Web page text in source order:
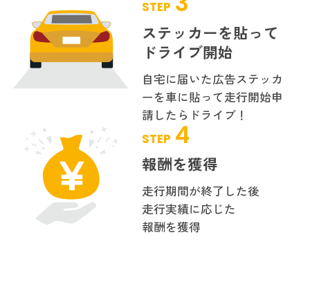
STEP
ステッカーを貼って
ドライブ開始
自宅に届いた広告ステッカ
ーを車に貼って走行開始申
請したら ドライブ！
STEP 4
報酬を獲得
走行期間が終了した後
走行実績に応じた
報酬を獲得